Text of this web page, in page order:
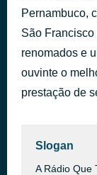
Pernambuco,
São
renomados e
ouvinte o
prestação de
Slogan
A Rádio Que